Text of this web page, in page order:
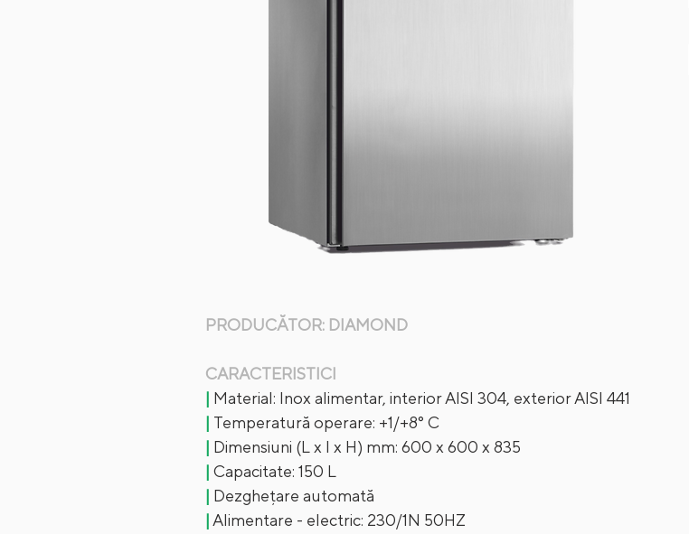
PRODUCĂTOR: DIAMOND
CARACTERISTICI
| Material: Inox alimentar, interior AISI 304, exterior AISI 441
| Temperatură operare: +1/+8° C
| Dimensiuni (L x l x H) mm: 600 x 600 x 835
| Capacitate: 150 L
| Dezghețare automată
| Alimentare - electric: 230/1N 50HZ